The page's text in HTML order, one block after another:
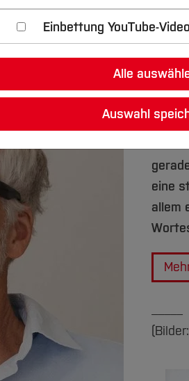
komplex
Das
oder
aus
eine
allem
Einbettung YouTube-
Alle
Auswahl